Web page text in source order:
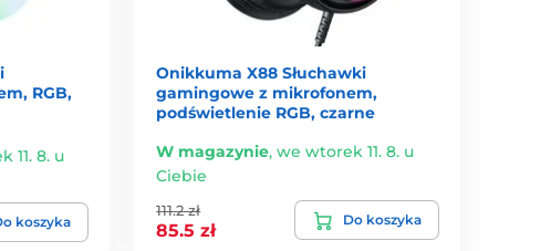
RGB,
11. 8. u
koszyka
Onikkuma X88 Słuchawki
gamingowe z mikrofonem,
podświetlenie RGB, czarne
W magazynie,we wtorek 11. 8. u
Ciebie
111.2 zł
85.5 zł
Do koszyka